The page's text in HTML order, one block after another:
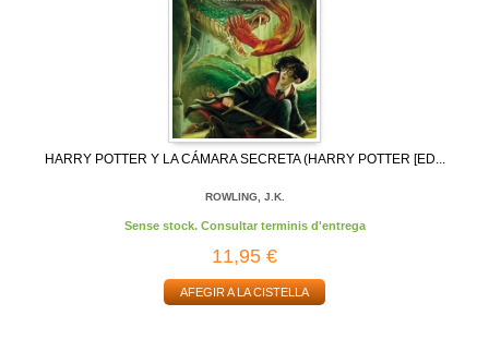
HARRY POTTER Y LA CÁMARA SECRETA (HARRY POTTER [ED...
ROWLING, J.K.
Sense stock. Consultar terminis d'entrega
11,95 €
AFEGIR A LA CISTELLA